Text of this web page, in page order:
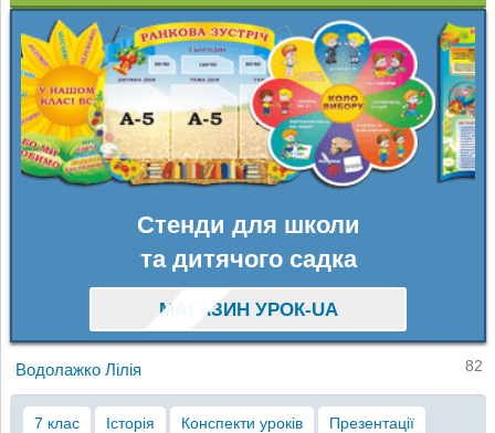
Стенди для школи
та дитячого садка
МАГАЗИН УРОК-UA
Водолажко Лілія 82
7 клас Історія Конспекти уроків Презентації